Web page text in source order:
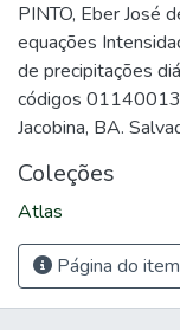
PINTO, Eber José
equações
de precipitações
códigos
Jacobina, BA.
Coleções
Atlas
Página do